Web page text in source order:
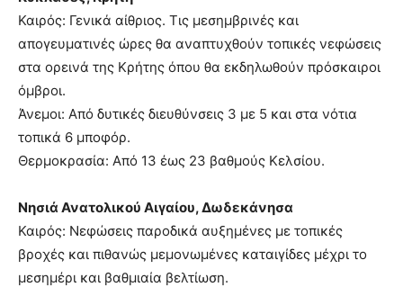
Καιρός: Γενικά αίθριος. Τις μεσημβρινές και
απογευματινές ώρες θα αναπτυχθούν τοπικές νεφώσεις
στα ορεινά της Κρήτης όπου θα εκδηλωθούν πρόσκαιροι
όμβροι.
Άνεμοι: Από δυτικές διευθύνσεις 3 με 5 και στα νότια
τοπικά 6 μποφόρ.
Θερμοκρασία: Από 13 έως 23 βαθμούς Κελσίου.
Νησιά Ανατολικού Αιγαίου, Δωδεκάνησα
Καιρός: Νεφώσεις παροδικά αυξημένες με τοπικές
βροχές και πιθανώς μεμονωμένες καταιγίδες μέχρι το
μεσημέρι και βαθμιαία βελτίωση.